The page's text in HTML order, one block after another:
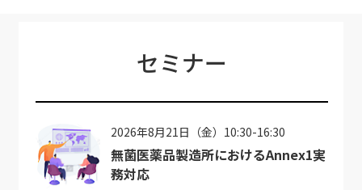
セミナー
2026年8月21日（金）10:30-16:30
無菌医薬品製造所におけるAnnex1実
務対応